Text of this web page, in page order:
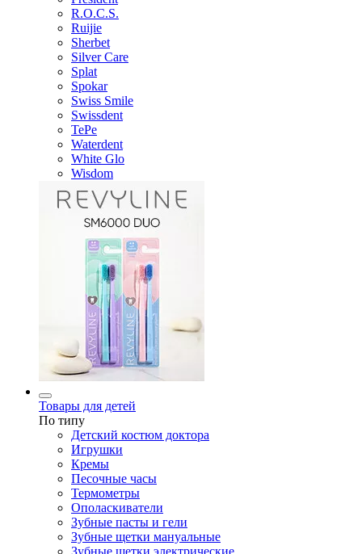
R.O.C.S.
Ruijie
Sherbet
Silver Care
Splat
Spokar
Swiss Smile
Swissdent
TePe
Waterdent
White Glo
Wisdom
Товары для детей
По типу
Детский костюм доктора
Игрушки
Кремы
Песочные часы
Термометры
Ополаскиватели
Зубные пасты и гели
Зубные щетки мануальные